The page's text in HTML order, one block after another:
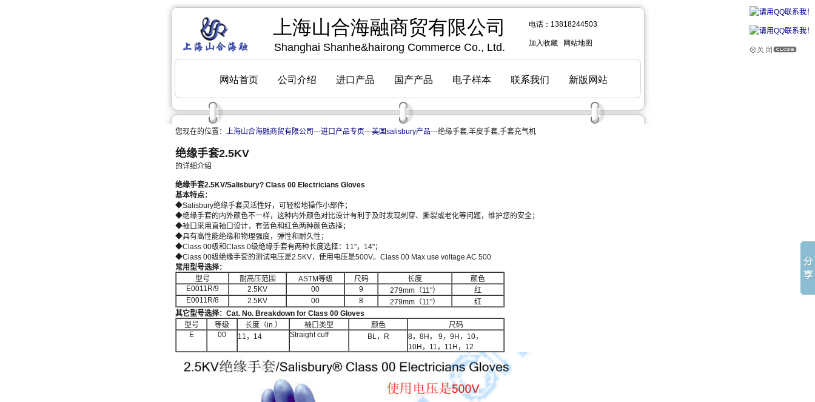
您现在的位置： 上海山合海融商贸有限公司 ---进口产品专页---美国salisbury产品---绝缘手套,羊皮手套,手套充气机
绝缘手套2.5KV
的详细介绍
绝缘手套2.5KV/Salisbury? Class 00 Electricians Gloves
基本特点：
◆Salisbury绝缘手套灵活性好，可轻松地操作小部件；
◆绝缘手套的内外颜色不一样，这种内外颜色对比设计有利于及时发现刺穿、撕裂或老化等问题，维护您的安全；
◆袖口采用直袖口设计，有蓝色和红色两种颜色选择；
◆具有高性能绝缘和物理强度，弹性和耐久性；
◆Class 00级和Class 0级绝缘手套有两种长度选择：11"，14"；
◆Class 00级绝缘手套的测试电压是2.5KV，使用电压是500V。Class 00 Max use voltage AC 500
常用型号选择：
型号
耐高压范围 ASTM等级 尺码 长度
颜色
E0011R/9
2.5KV 00 9 279mm（11"）
红
E0011R/8
2.5KV 00 8 279mm（11"）
红
其它型号选择： Cat. No. Breakdown for Class 00 Gloves
型号
等级 长度（in.） 袖口类型 颜色
尺码
E
00 11，14 Straight cuff BL，R
8，8H， 9，9H，10，
10H，11，11H，12